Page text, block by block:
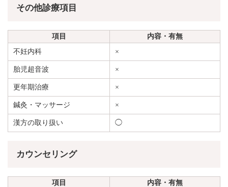
その他診療項目
項目
内容・有無
不妊内科
×
胎児超音波 ×
更年期治療 ×
鍼灸・マッサージ ×
漢方の取り扱い ◯
カウンセリング
項目
内容・有無